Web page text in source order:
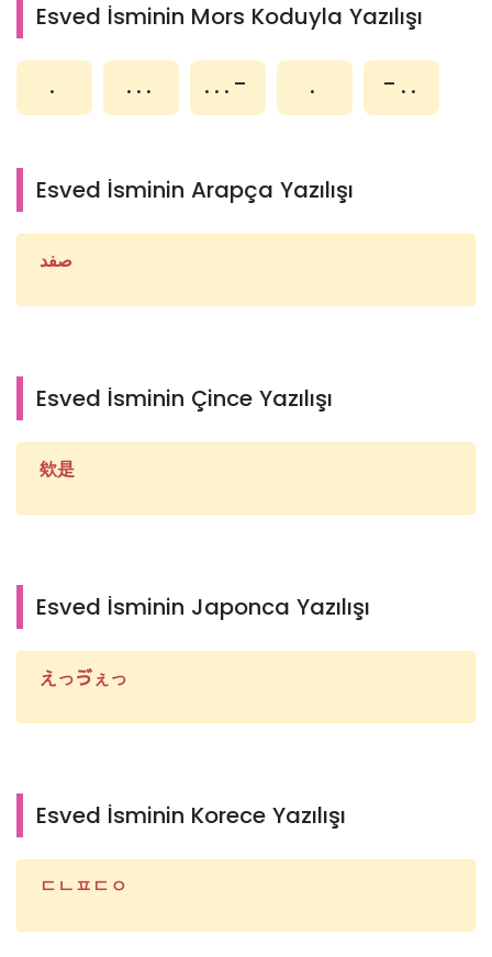
Esved İsminin Mors Koduyla Yazılışı
. ... ...- . -..
Esved İsminin Arapça Yazılışı
صفد
Esved İsminin Çince Yazılışı
欸是
Esved İsminin Japonca Yazılışı
えっゔぇっ
Esved İsminin Korece Yazılışı
ㄷㄴㅍㄷㅇ